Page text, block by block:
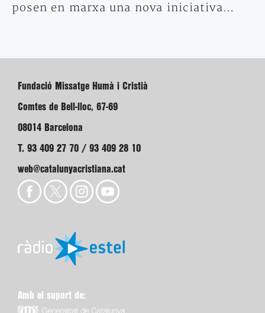
posen en marxa una nova iniciativa…
Fundació Missatge Humà i Cristià
Comtes de Bell-lloc, 67-69
08014 Barcelona
T. 93 409 27 70 / 93 409 28 10
web@catalunyacristiana.cat
Amb el suport de: